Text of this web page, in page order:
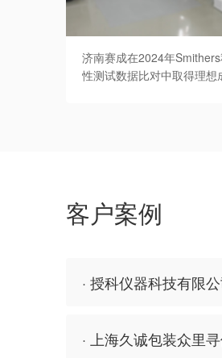
济南赛成在2024年
性测试数据比对中取得理想
客户案例
· 上海久诚包装众里